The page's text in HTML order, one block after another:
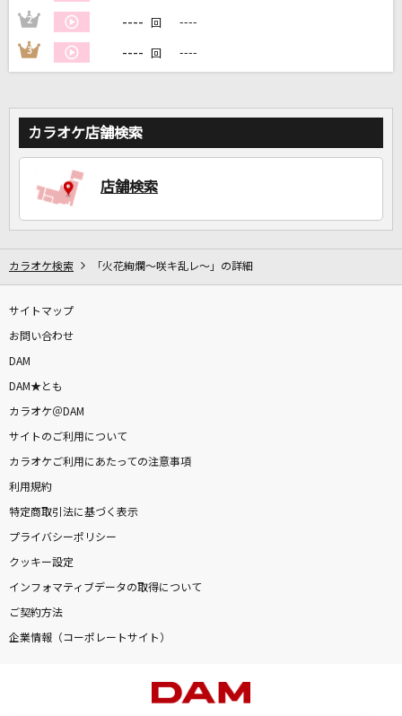
2 ---- 回 ----
3 ---- 回 ----
カラオケ店舗検索
店舗検索
カラオケ検索 「火花絢爛～咲キ乱レ～」の詳細
サイトマップ
お問い合わせ
DAM
DAM★とも
カラオケ＠DAM
サイトのご利用について
カラオケご利用にあたっての注意事項
利用規約
特定商取引法に基づく表示
プライバシーポリシー
クッキー設定
インフォマティブデータの取得について
ご契約方法
企業情報（コーポレートサイト）